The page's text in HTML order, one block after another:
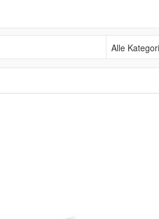
Alle Kategorien